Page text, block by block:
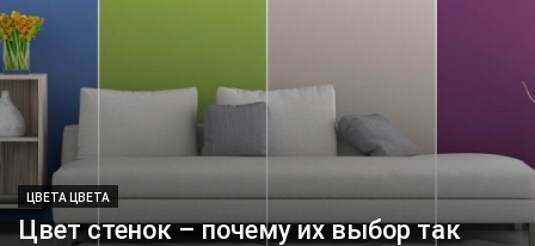
ЦВЕТА ЦВЕТА
Цвет стенок – почему их выбор так